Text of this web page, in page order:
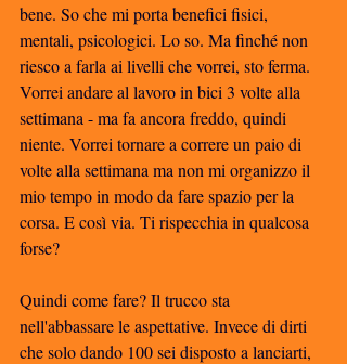
bene. So che mi porta benefici fisici,
mentali, psicologici. Lo so. Ma finché non
riesco a farla ai livelli che vorrei, sto ferma.
Vorrei andare al lavoro in bici 3 volte alla
settimana - ma fa ancora freddo, quindi
niente. Vorrei tornare a correre un paio di
volte alla settimana ma non mi organizzo il
mio tempo in modo da fare spazio per la
corsa. E così via. Ti rispecchia in qualcosa
forse?
Quindi come fare? Il trucco sta
nell'abbassare le aspettative. Invece di dirti
che solo dando 100 sei disposto a lanciarti,